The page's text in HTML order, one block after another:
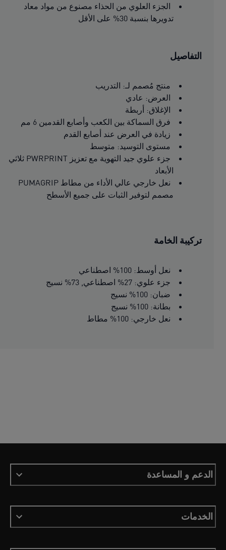
الجزء العلوي من الحذاء مصنوع من مواد معاد
تدويرها بنسبة 30% على الأقل
التفاصيل
منتج مُصمم لـ: التدريب
العرض: عادي
الإغلاق: أربطة
فرق السماكة بين الكعب وأصابع القدمين 6 مم
زيادة في العرض عند أصابع القدم
مستوى التوسيد: متوسط
جزء علوي جيد التهوية مع تعزيز PWRPRINT ثلاثي
الأبعاد
نعل خارجي عالي الأداء من مطاط PUMAGRIP
مصمم لتوفير الثبات على جميع الأسطح
تركيبة الخامة
نعل أوسط: 100% اصطناعي
جزء علوي: 27% اصطناعي, 73% نسيج
ضبان: 100% نسيج
بطانة: 100% نسيج
نعل خارجي: 100% مطاط
الدعم و المساعدة
الخدمات